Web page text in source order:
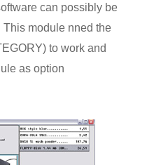
can possibly be
module nned the
to work and
as option